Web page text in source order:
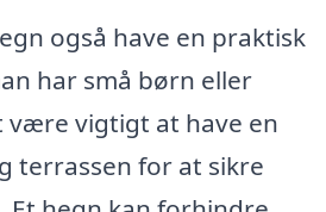
også have en praktisk
har små børn eller
være vigtigt at have en
terrassen for at sikre